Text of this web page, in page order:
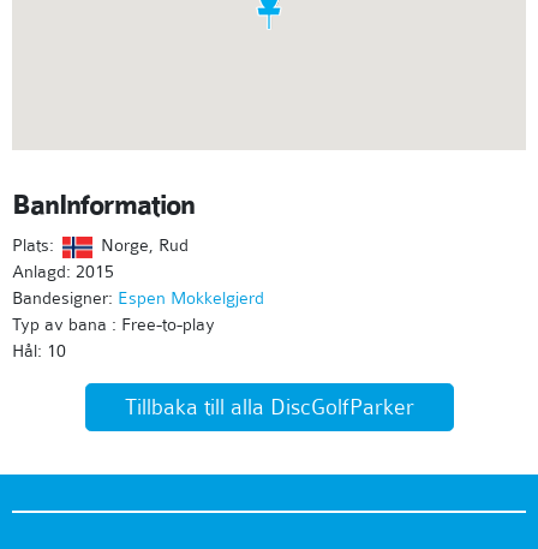
BanInformation
Plats:
Norge, Rud
Anlagd: 2015
Bandesigner: Espen Mokkelgjerd
Typ av bana : Free-to-play
Hål: 10
Tillbaka till alla DiscGolfParker